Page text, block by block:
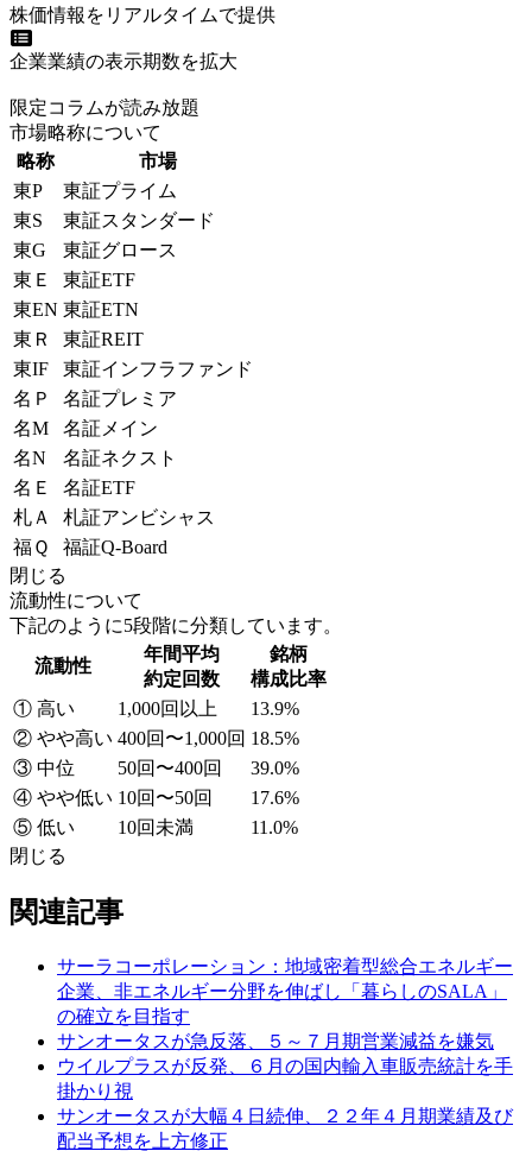
株価情報をリアルタイムで提供
企業業績の表示期数を拡大
限定コラムが読み放題
市場略称について
略称
市場
東P
東証プライム
東S
東証スタンダード
東G
東証グロース
東Ｅ
東証ETF
東EN 東証ETN
東Ｒ
東証REIT
東IF
東証インフラファンド
名Ｐ
名証プレミア
名M
名証メイン
名N
名証ネクスト
名Ｅ
名証ETF
札Ａ
札証アンビシャス
福Ｑ
福証Q-Board
閉じる
流動性について
下記のように5段階に分類しています。
流動性
年間平均
約定回数
銘柄
構成比率
① 高い
1,000回以上
13.9%
② やや高い 400回〜1,000回 18.5%
③ 中位
50回〜400回
39.0%
④ やや低い 10回〜50回
17.6%
⑤ 低い
10回未満
11.0%
閉じる
関連記事
サーラコーポレーション：地域密着型総合エネルギー
企業、非エネルギー分野を伸ばし「暮らしのSALA」
の確立を目指す
サンオータスが急反落、５～７月期営業減益を嫌気
ウイルプラスが反発、６月の国内輸入車販売統計を手
掛かり視
サンオータスが大幅４日続伸、２２年４月期業績及び
配当予想を上方修正